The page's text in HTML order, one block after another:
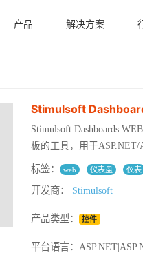
产品 解决方案
Stimulsoft
Stimulsoft
板的工具，用于ASP.NET/
标签： web 仪表盘 仪表
开发商： Stimulsoft
产品类型： 控件
平台语言：